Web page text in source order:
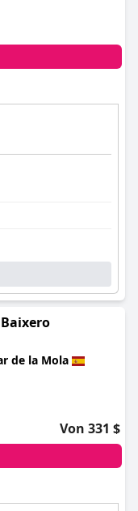
Baixero
de la Mola
Von 331 $